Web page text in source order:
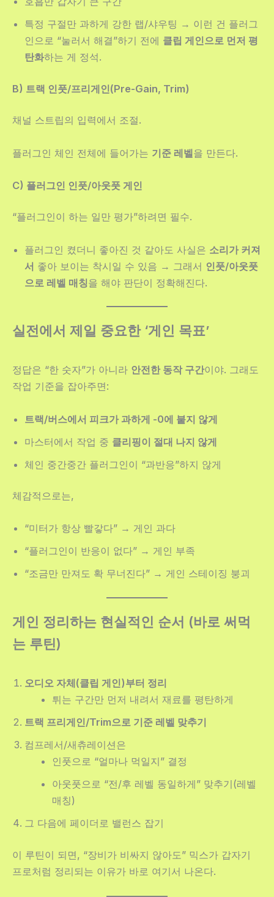
특정 구절만 과하게 강한 랩/샤우팅 → 이런 건 플러그
인으로 “눌러서 해결”하기 전에 클립 게인으로 먼저 평
탄화하는 게 정석.
B) 트랙 인풋/프리게인(Pre-Gain, Trim)
채널 스트립의 입력에서 조절.
플러그인 체인 전체에 들어가는 기준 레벨을 만든다.
C) 플러그인 인풋/아웃풋 게인
“플러그인이 하는 일만 평가”하려면 필수.
플러그인 켰더니 좋아진 것 같아도 사실은 소리가 커져
서 좋아 보이는 착시일 수 있음 → 그래서 인풋/아웃풋
으로 레벨 매칭을 해야 판단이 정확해진다.
실전에서 제일 중요한 ‘게인 목표’
정답은 “한 숫자”가 아니라 안전한 동작 구간이야. 그래도
작업 기준을 잡아주면:
트랙/버스에서 피크가 과하게 -0에 붙지 않게
마스터에서 작업 중 클리핑이 절대 나지 않게
체인 중간중간 플러그인이 “과반응”하지 않게
체감적으로는,
“미터가 항상 빨갛다” → 게인 과다
“플러그인이 반응이 없다” → 게인 부족
“조금만 만져도 확 무너진다” → 게인 스테이징 붕괴
게인 정리하는 현실적인 순서 (바로 써먹
는 루틴)
오디오 자체(클립 게인)부터 정리
튀는 구간만 먼저 내려서 재료를 평탄하게
트랙 프리게인/Trim으로 기준 레벨 맞추기
컴프레서/새츄레이션은
인풋으로 “얼마나 먹일지” 결정
아웃풋으로 “전/후 레벨 동일하게” 맞추기(레벨
매칭)
그 다음에 페이더로 밸런스 잡기
이 루틴이 되면, “장비가 비싸지 않아도” 믹스가 갑자기
프로처럼 정리되는 이유가 바로 여기서 나온다.